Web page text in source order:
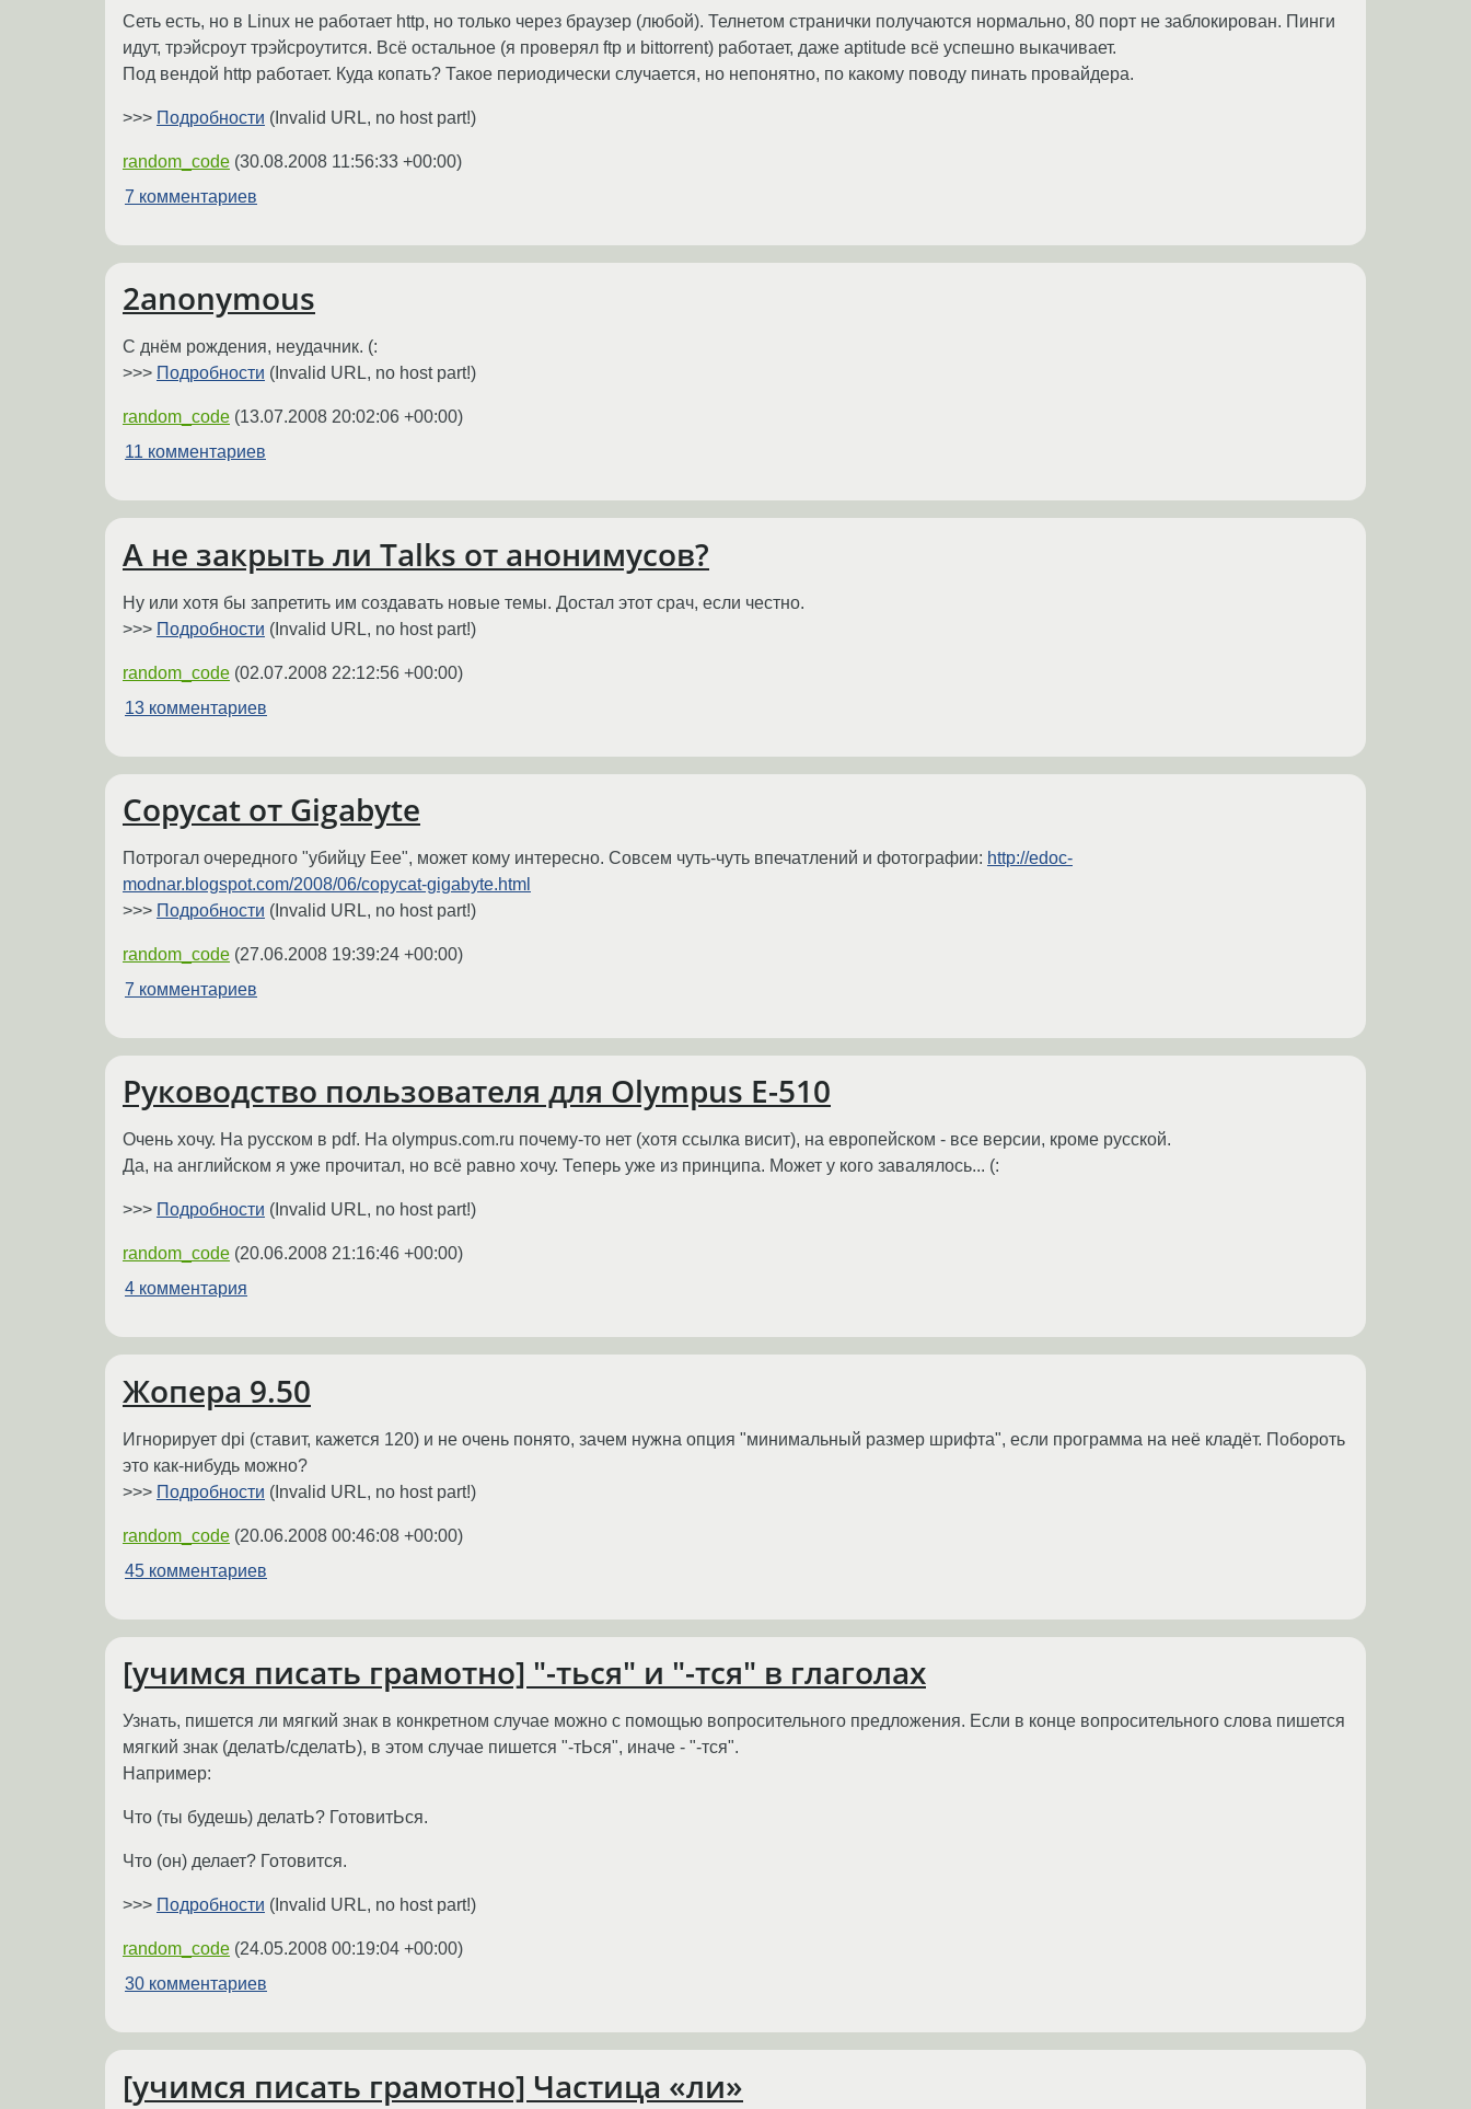
Сеть есть, но в Linux не работает http, но только через браузер (любой). Телнетом странички получаются нормально, 80 порт не заблокирован. Пинги
идут, трэйсроут трэйсроутится. Всё остальное (я проверял ftp и bittorrent) работает, даже aptitude всё успешно выкачивает.
Под вендой http работает. Куда копать? Такое периодически случается, но непонятно, по какому поводу пинать провайдера.
>>> Подробности (Invalid URL, no host part!)
random_code (30.08.2008 11:56:33 +00:00)
7 комментариев
2anonymous
С днём рождения, неудачник. (:
>>> Подробности (Invalid URL, no host part!)
random_code (13.07.2008 20:02:06 +00:00)
11 комментариев
А не закрыть ли Talks от анонимусов?
Ну или хотя бы запретить им создавать новые темы. Достал этот срач, если честно.
>>> Подробности (Invalid URL, no host part!)
random_code (02.07.2008 22:12:56 +00:00)
13 комментариев
Copycat от Gigabyte
Потрогал очередного "убийцу Еее", может кому интересно. Совсем чуть-чуть впечатлений и фотографии: http://edoc-
modnar.blogspot.com/2008/06/copycat-gigabyte.html
>>> Подробности (Invalid URL, no host part!)
random_code (27.06.2008 19:39:24 +00:00)
7 комментариев
Руководство пользователя для Olympus E-510
Очень хочу. На русском в pdf. На olympus.com.ru почему-то нет (хотя ссылка висит), на европейском - все версии, кроме русской.
Да, на английском я уже прочитал, но всё равно хочу. Теперь уже из принципа. Может у кого завалялось... (:
>>> Подробности (Invalid URL, no host part!)
random_code (20.06.2008 21:16:46 +00:00)
4 комментария
Жопера 9.50
Игнорирует dpi (ставит, кажется 120) и не очень понято, зачем нужна опция "минимальный размер шрифта", если программа на неё кладёт. Побороть
это как-нибудь можно?
>>> Подробности (Invalid URL, no host part!)
random_code (20.06.2008 00:46:08 +00:00)
45 комментариев
[учимся писать грамотно] "-ться" и "-тся" в глаголах
Узнать, пишется ли мягкий знак в конкретном случае можно с помощью вопросительного предложения. Если в конце вопросительного слова пишется
мягкий знак (делатЬ/сделатЬ), в этом случае пишется "-тЬся", иначе - "-тся".
Например:
Что (ты будешь) делатЬ? ГотовитЬся.
Что (он) делает? Готовится.
>>> Подробности (Invalid URL, no host part!)
random_code (24.05.2008 00:19:04 +00:00)
30 комментариев
[учимся писать грамотно] Частица «ли»